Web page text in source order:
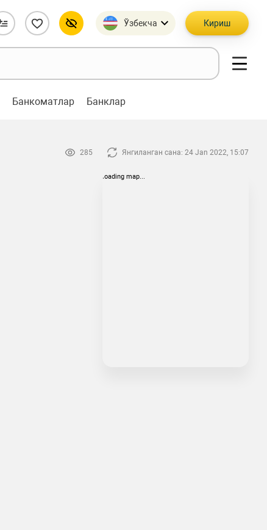
Ўзбекча Кириш
Банкоматлар Банклар
285 Янгиланган сана: 24 Jan 2022, 15:07
loading map...